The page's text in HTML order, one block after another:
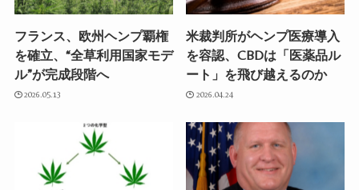
フランス、欧州ヘンプ覇権
を確立、“全草利用国家モデ
ル”が完成段階へ
2026.05.13
米裁判所がヘンプ医療導入
を容認、CBDは「医薬品ル
ート」を飛び越えるのか
2026.04.24